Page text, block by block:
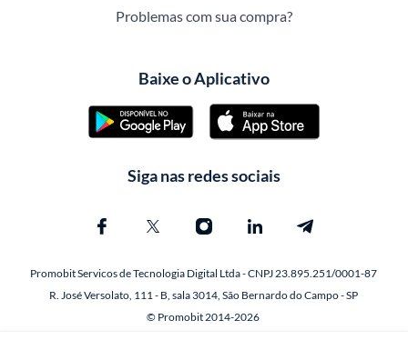
Problemas com sua compra?
Baixe o Aplicativo
Siga nas redes sociais
Promobit Servicos de Tecnologia Digital Ltda - CNPJ 23.895.251/0001-87
R. José Versolato, 111 - B, sala 3014, São Bernardo do Campo - SP
© Promobit 2014-2026